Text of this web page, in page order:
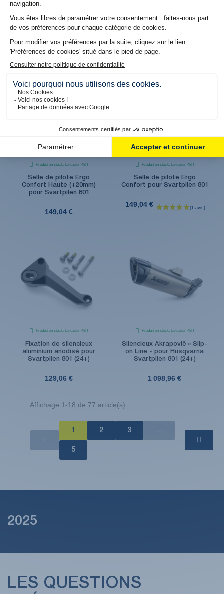
Produit en stock. Livraison 48H
Selle passager Ergo
Confort pour Svartpilen 801
119,04 €
Capot de selle passager
pour Svartpilen 801
79,08 €
Produit en stock. Livraison 48H
Selle de pilote Ergo
Confort Haute (+20mm)
pour Svartpilen 801
149,04 €
Produit en stock. Livraison 48H
Selle de pilote Ergo
Confort pour Svartpilen 801
149,04 €
Produit en stock. Livraison 48H
Fixation de silencieux
aluminium anodisé pour
Svartpilen 801 (24+)
129,06 €
Produit en stock. Livraison 48H
Silencieux Akrapovič « Slip-
on Line » pour Husqvarna
Svartpilen 801 (24+)
1 098,96 €
Affichage 1-18 de 77 article(s)
1 2 3
5
2025
LES QUESTIONS